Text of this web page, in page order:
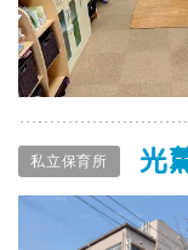
私立保育所 光